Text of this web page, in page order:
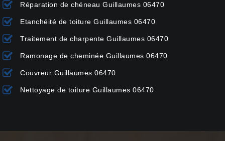
Réparation de chéneau Guillaumes 06470
Etanchéité de toiture Guillaumes 06470
Traitement de charpente Guillaumes 06470
Ramonage de cheminée Guillaumes 06470
Couvreur Guillaumes 06470
Nettoyage de toiture Guillaumes 06470